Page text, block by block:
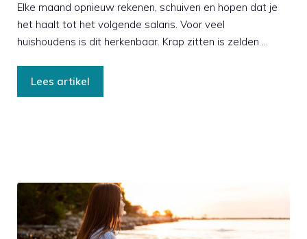
Elke maand opnieuw rekenen, schuiven en hopen dat je
het haalt tot het volgende salaris. Voor veel
huishoudens is dit herkenbaar. Krap zitten is zelden …
Lees artikel